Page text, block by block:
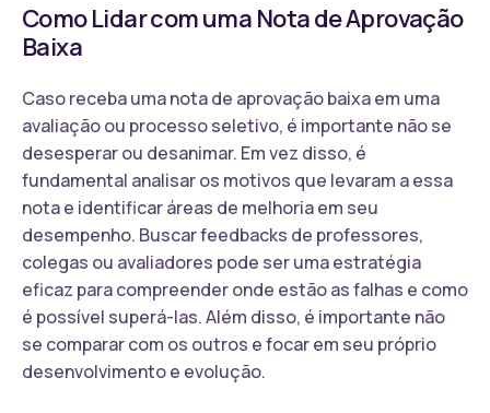
Como Lidar com uma Nota de Aprovação
Baixa
Caso receba uma nota de aprovação baixa em uma
avaliação ou processo seletivo, é importante não se
desesperar ou desanimar. Em vez disso, é
fundamental analisar os motivos que levaram a essa
nota e identificar áreas de melhoria em seu
desempenho. Buscar feedbacks de professores,
colegas ou avaliadores pode ser uma estratégia
eficaz para compreender onde estão as falhas e como
é possível superá-las. Além disso, é importante não
se comparar com os outros e focar em seu próprio
desenvolvimento e evolução.